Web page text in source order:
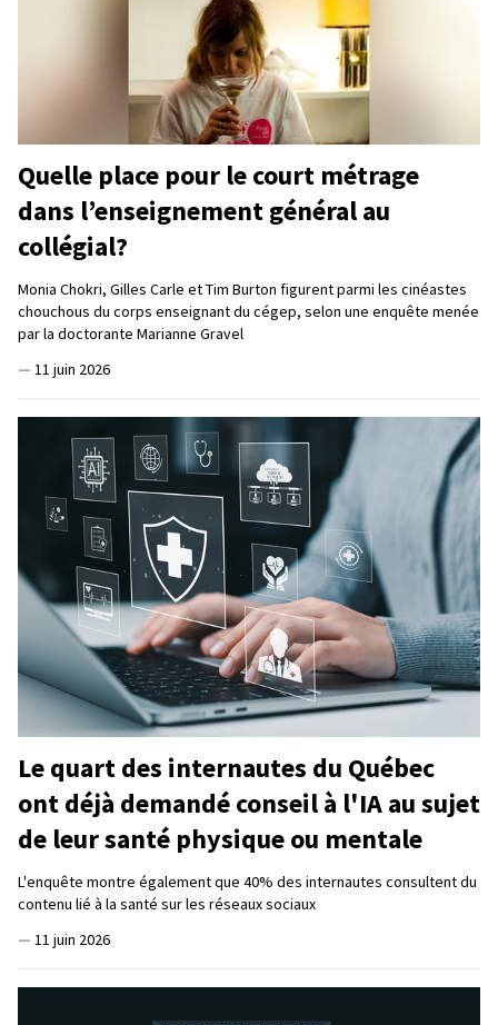
Quelle place pour le court métrage
dans l’enseignement général au
collégial?
Monia Chokri, Gilles Carle et Tim Burton figurent parmi les cinéastes
chouchous du corps enseignant du cégep, selon une enquête menée
par la doctorante Marianne Gravel
— 11 juin 2026
Le quart des internautes du Québec
ont déjà demandé conseil à l'IA au sujet
de leur santé physique ou mentale
L'enquête montre également que 40% des internautes consultent du
contenu lié à la santé sur les réseaux sociaux
— 11 juin 2026